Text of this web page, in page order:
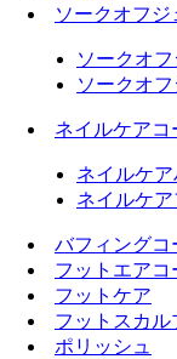
ソークオフジ
ソークオ
ソークオ
ネイルケアコ
ネイルケア
ネイルケア
バフィングコ
フットエアコ
フットケア
フットスカル
ポリッシュ